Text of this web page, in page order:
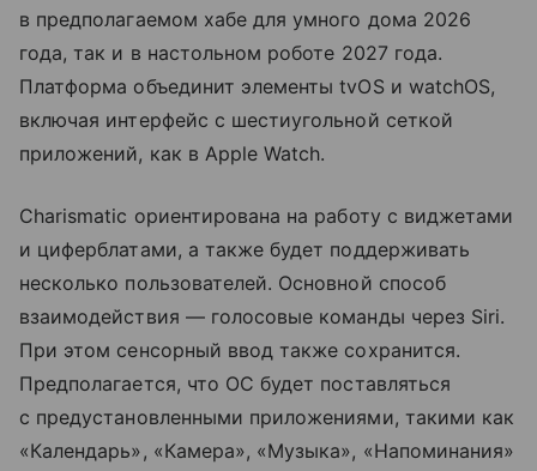
в предполагаемом хабе для умного дома 2026
года, так и в настольном роботе 2027 года.
Платформа объединит элементы tvOS и watchOS,
включая интерфейс с шестиугольной сеткой
приложений, как в Apple Watch.
Charismatic ориентирована на работу с виджетами
и циферблатами, а также будет поддерживать
несколько пользователей. Основной способ
взаимодействия — голосовые команды через Siri.
При этом сенсорный ввод также сохранится.
Предполагается, что ОС будет поставляться
с предустановленными приложениями, такими как
«Календарь», «Камера», «Музыка», «Напоминания»